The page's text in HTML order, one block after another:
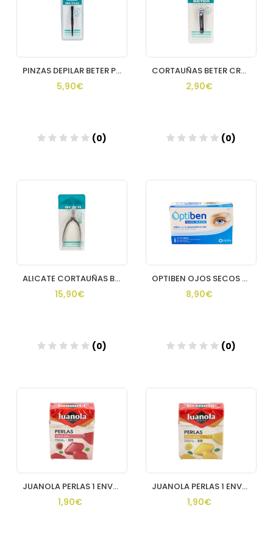
PINZAS DEPILAR BETER P RECTA PAVONADA 7.5 CM
5,90€
(0)
CORTAUÑAS BETER CROMADO LIMA TIPO ALEMAN 56 CM
2,90€
(0)
ALICATE CORTAUÑAS BETER PROFESIONAL CROMADO 103 CM
15,90€
(0)
OPTIBEN OJOS SECOS 20 AMPOLLAS UNIDOSIS 025 ML
8,90€
(0)
JUANOLA PERLAS 1 ENVASE 25 G SABOR FRESA MENTOLADA
1,90€
JUANOLA PERLAS 1 ENVASE 25 G SABOR LIMON VERDE
1,90€